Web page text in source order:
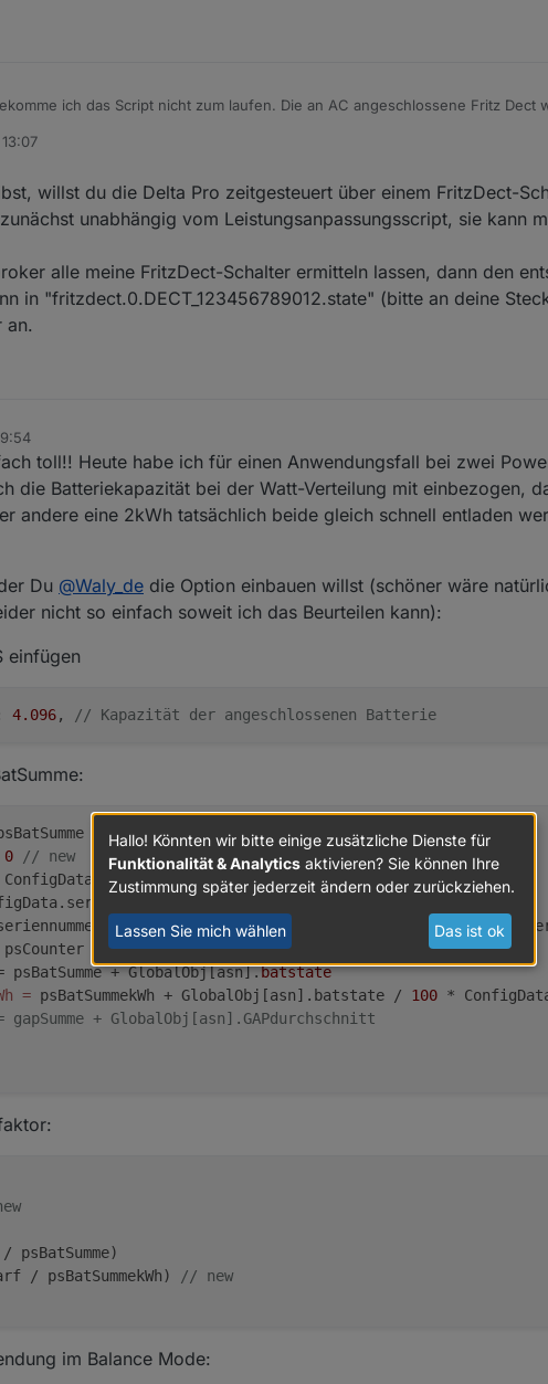
ich das Script nicht zum laufen. Die an AC angeschlossene Fritz Dect
PV Anlage und habe den WR unter Additional Power angelegt. Als
ich fast auswendig. Egal was ich einstelle, die Fritz Dect wird nicht geschaltet. Hat
mich?
@ Waly_dekannst du dir mal vielleicht die angehängte Config
Ende :-(
18 130625.png
willst du die Delta Pro zeitgesteuert über einem FritzDect-
unabhängig vom Leistungsanpassungsscript, sie kann
alle meine FritzDect-Schalter ermitteln lassen, dann den
in "fritzdect.0.DECT_123456789012.state" (bitte an deine
an.
toll!! Heute habe ich für einen Anwendungsfall bei zwei
die Batteriekapazität bei der Watt-Verteilung mit einbezogen,
andere eine 2kWh tatsächlich beide gleich schnell entladen
Du @Waly_de die Option einbauen willst (schöner wäre
nicht so einfach soweit ich das Beurteilen kann):
einfügen
4.096, // Kapazität der angeschlossenen Batterie
= 0
0
// new
i++) {
== "PS" &&
psCounter +
1
psBatSumme + GlobalObj[asn].
batstate
= psBatSummekWh + GlobalObj[asn].batstate / 100 *
gapSumme + GlobalObj[asn].GAPdurchschnitt
psBatSumme)
/ psBatSummekWh)
// new
im Balance Mode:
Hallo! Könnten wir bitte einige zusätzliche Dienste für
Funktionalität & Analytics aktivieren? Sie können Ihre
Zustimmung später jederzeit ändern oder zurückziehen.
Lassen Sie mich wählen Das ist ok